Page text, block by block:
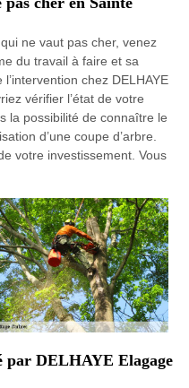
ne vaut pas cher, venez
du travail à faire et sa
chez DELHAYE
vérifier l’état de votre
la possibilité de connaître le
d’une coupe d’arbre.
votre investissement. Vous
par DELHAYE Elagage